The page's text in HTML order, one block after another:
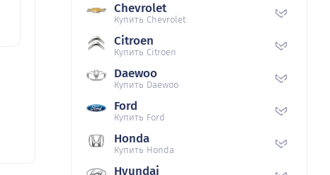
Chevrolet
Купить Chevrolet
Citroen
Купить Citroen
Daewoo
Купить Daewoo
Ford
Купить Ford
Honda
Купить Honda
Hyundai